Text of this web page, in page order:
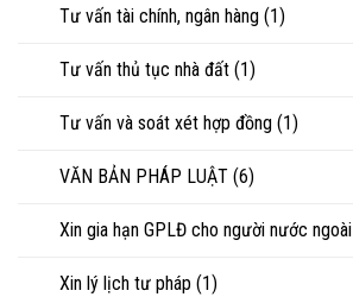
Tư vấn tài chính, ngân hàng (1)
Tư vấn thủ tục nhà đất (1)
Tư vấn và soát xét hợp đồng (1)
VĂN BẢN PHÁP LUẬT (6)
Xin gia hạn GPLĐ cho người nước ngoài
Xin lý lịch tư pháp (1)